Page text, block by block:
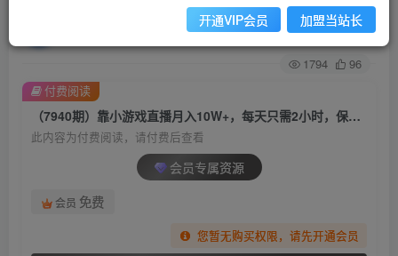
关注 私信
1794 96
（7940期）靠小游戏直播月入10W+，每天只需2小时，保姆式教程，小白也能轻松上手
此内容为付费阅读，请付费后查看
会员专属资源
会员 免费
您暂无购买权限，请先开通会员
付费阅读
开通VIP会员 加盟当站长